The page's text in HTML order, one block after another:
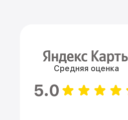
Средняя оценка
5.0